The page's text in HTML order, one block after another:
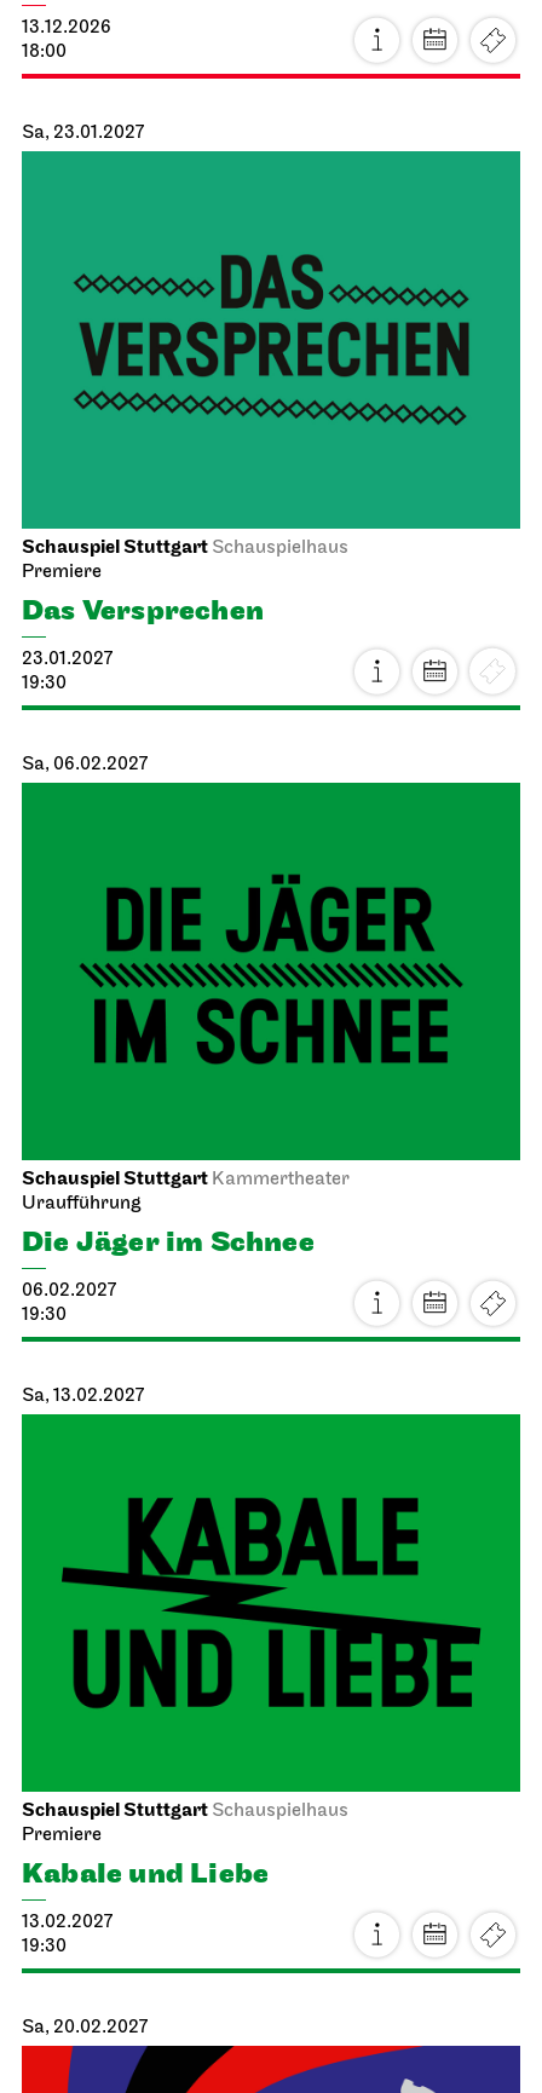
13.12.2026
18:00
Sa, 23.01.2027
Schauspiel Stuttgart Schauspielhaus
Premiere
Das Ver­sprechen
23.01.2027
19:30
Sa, 06.02.2027
Schauspiel Stuttgart Kammertheater
Uraufführung
Die Jäger im Schnee
06.02.2027
19:30
Sa, 13.02.2027
Schauspiel Stuttgart Schauspielhaus
Premiere
Kabale und Liebe
13.02.2027
19:30
Sa, 20.02.2027